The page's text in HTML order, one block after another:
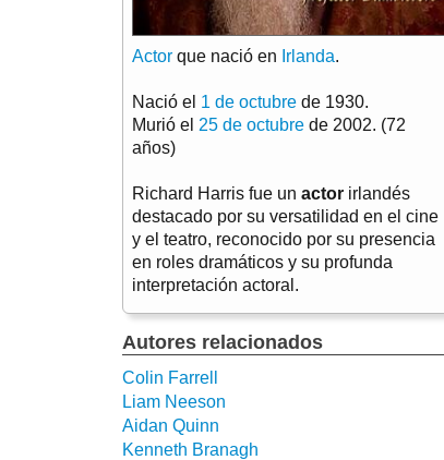
Actor que nació en Irlanda.
Nació el 1 de octubre de 1930.
Murió el 25 de octubre de 2002. (72
años)
Richard Harris fue un actor irlandés
destacado por su versatilidad en el cine
y el teatro, reconocido por su presencia
en roles dramáticos y su profunda
interpretación actoral.
Autores relacionados
Colin Farrell
Liam Neeson
Aidan Quinn
Kenneth Branagh